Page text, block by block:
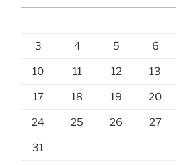
3 4 5 6
10 11 12 13
17 18 19 20
24 25 26 27
31